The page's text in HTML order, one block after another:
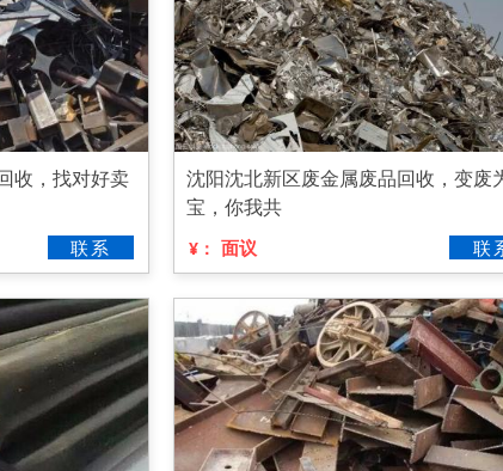
收，找对好卖
联系
沈阳沈北新区废金属废品回收，变废
宝，你我共
¥： 面议 联